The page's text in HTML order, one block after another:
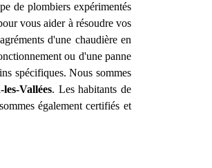
de plombiers expérimentés
vous aider à résoudre vos
d'une chaudière en
ou d'une panne
spécifiques. Nous sommes
les-Vallées. Les habitants de
également certifiés et